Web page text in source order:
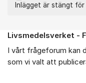
Inlägget är stängt
Om forumet
Livsmedelsverket -
I vårt frågeforum kan
som vi valt att